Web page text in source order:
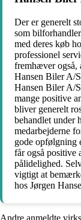
Der er generelt
som
med deres køb
professionel
fremhæver også,
Hansen Biler A/
Hansen Biler A/
mange positive
bliver generelt
behandlet under
medarbejderne
gode opfølgning
får også positive
pålidelighed.
vigtigt at
hos Jørgen
Andre anmeldte